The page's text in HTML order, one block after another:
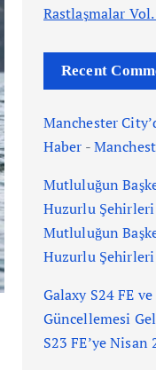
Rastlaşmalar Vol.
Recent
Manchester
Haber -
Mutluluğun
Huzurlu Şehirleri
Mutluluğun
Huzurlu Şehirleri
Galaxy S24 FE
Güncellemesi
S23 FE’ye